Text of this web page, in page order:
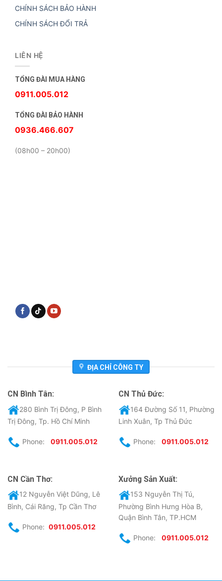
CHÍNH SÁCH BẢO HÀNH
CHÍNH SÁCH ĐỔI TRẢ
LIÊN HỆ
TỔNG ĐÀI MUA HÀNG
0911.005.012
TỔNG ĐÀI BẢO HÀNH
0936.466.607
(08h00 – 20h00)
ĐỊA CHỈ CÔNG TY
CN Bình Tân:
280 Bình Trị Đông, P Bình
Trị Đông, Tp. Hồ Chí Minh
Phone: 0911.005.012
CN Thủ Đức:
164 Đường Số 11, Phường
Linh Xuân, Tp Thủ Đức
Phone: 0911.005.012
CN Cần Thơ:
12 Nguyễn Việt Dũng, Lê
Bình, Cái Răng, Tp Cần Thơ
Phone: 0911.005.012
Xưởng Sản Xuất:
153 Nguyễn Thị Tú,
Phường Bình Hưng Hòa B,
Quận Bình Tân, TP.HCM
Phone: 0911.005.012